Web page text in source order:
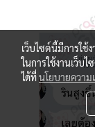
เว็บไซต์นี้มีการใ
ในการใช้งานเว็บ
ได้ที่นโยบายควา